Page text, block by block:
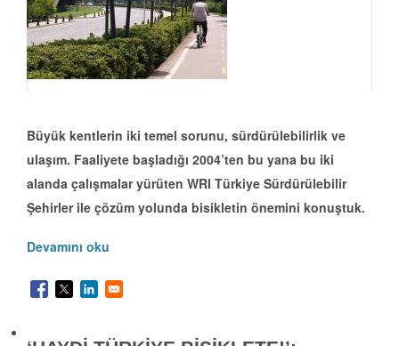
Büyük kentlerin iki temel sorunu, sürdürülebilirlik ve
ulaşım. Faaliyete başladığı 2004’ten bu yana bu iki
alanda çalışmalar yürüten WRI Türkiye Sürdürülebilir
Şehirler ile çözüm yolunda bisikletin önemini konuştuk.
Devamını oku